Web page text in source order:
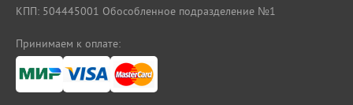
КПП: 504445001 Обособленное подразделение №1
Принимаем к оплате: